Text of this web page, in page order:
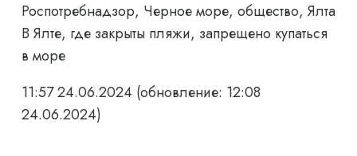
Роспотребнадзор, Черное море, общество, Ялта
В Ялте, где закрыты пляжи, запрещено купаться
в море
11:57 24.06.2024 (обновление: 12:08
24.06.2024)